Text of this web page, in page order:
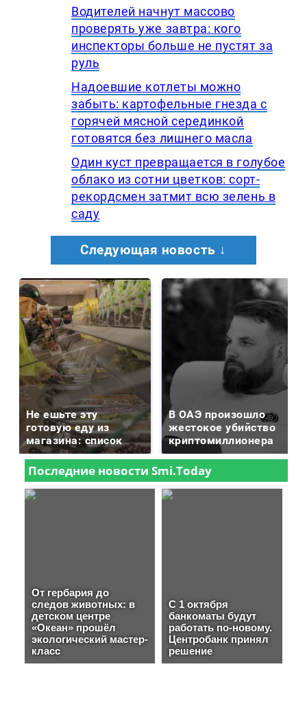
Водителей начнут массово
проверять уже завтра: кого
инспекторы больше не пустят за
руль
Надоевшие котлеты можно
забыть: картофельные гнезда с
горячей мясной серединкой
готовятся без лишнего масла
Один куст превращается в голубое
облако из сотни цветков: сорт-
рекордсмен затмит всю зелень в
саду
Следующая новость ↓
Не ешьте эту
готовую еду из
магазина: список
В ОАЭ произошло
жестокое убийство
криптомиллионера